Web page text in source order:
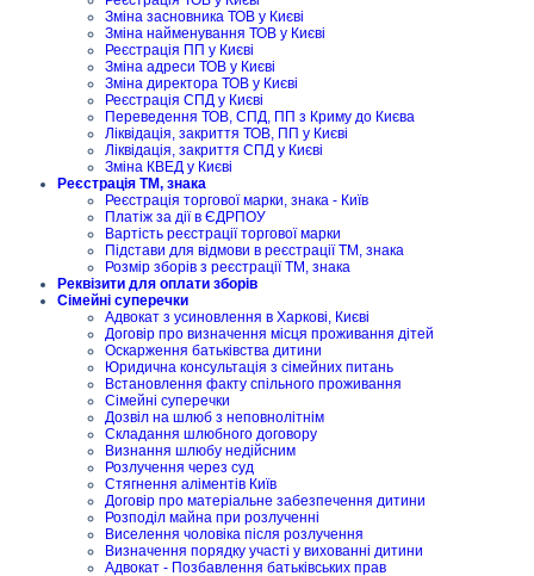
Зміна засновника ТОВ у Києві
Зміна найменування ТОВ у Києві
Реєстрація ПП у Києві
Зміна адреси ТОВ у Києві
Зміна директора ТОВ у Києві
Реєстрація СПД у Києві
Переведення ТОВ, СПД, ПП з Криму до Києва
Ліквідація, закриття ТОВ, ПП у Києві
Ліквідація, закриття СПД у Києві
Зміна КВЕД у Києві
Реєстрація ТМ, знака
Реєстрація торгової марки, знака - Київ
Платіж за дії в ЄДРПОУ
Вартість реєстрації торгової марки
Підстави для відмови в реєстрації ТМ, знака
Розмір зборів з реєстрації ТМ, знака
Реквізити для оплати зборів
Сімейні суперечки
Адвокат з усиновлення в Харкові, Києві
Договір про визначення місця проживання дітей
Оскарження батьківства дитини
Юридична консультація з сімейних питань
Встановлення факту спільного проживання
Сімейні суперечки
Дозвіл на шлюб з неповнолітнім
Складання шлюбного договору
Визнання шлюбу недійсним
Розлучення через суд
Стягнення аліментів Київ
Договір про матеріальне забезпечення дитини
Розподіл майна при розлученні
Виселення чоловіка після розлучення
Визначення порядку участі у вихованні дитини
Адвокат - Позбавлення батьківських прав